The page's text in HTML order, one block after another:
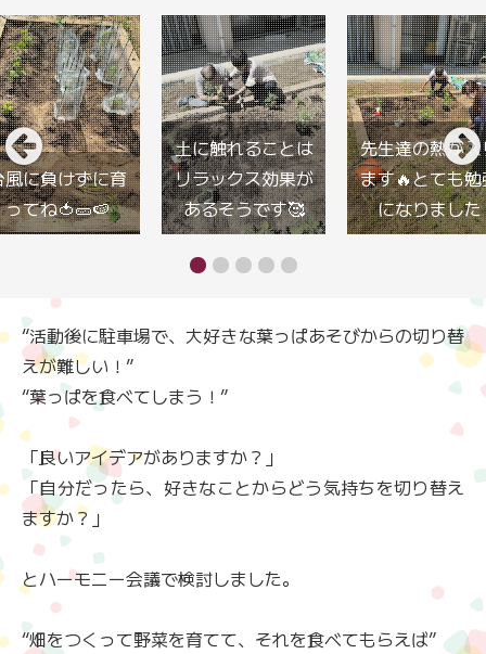
風に負けずに育
ってね🍅🥒🍉
土に触れることは
リラックス効果が
あるそうです🥰
先生達の熱が入
ます🔥とても勉
になりました
“活動後に駐車場で、大好きな葉っぱあそびからの切り替
えが難しい！”
“葉っぱを食べてしまう！”
「良いアイデアがありますか？」
「自分だったら、好きなことからどう気持ちを切り替え
ますか？」
とハーモニー会議で検討しました。
“畑をつくって野菜を育てて、それを食べてもらえば”